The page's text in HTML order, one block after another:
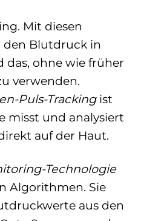
Mit diesen
den Blutdruck in
das, ohne wie früher
verwenden.
Puls-Trackingist
misst und analysiert
auf der Haut.
Technologie
Algorithmen. Sie
aus den